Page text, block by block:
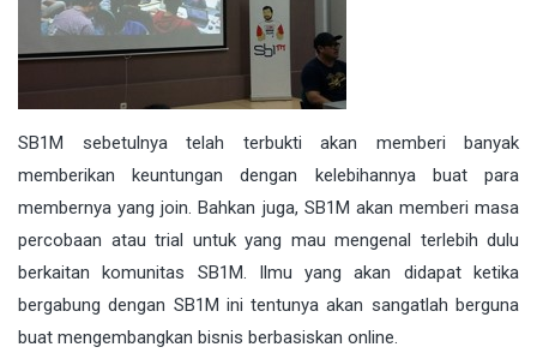
SB1M sebetulnya telah terbukti akan memberi banyak
memberikan keuntungan dengan kelebihannya buat para
membernya yang join. Bahkan juga, SB1M akan memberi masa
percobaan atau trial untuk yang mau mengenal terlebih dulu
berkaitan komunitas SB1M. Ilmu yang akan didapat ketika
bergabung dengan SB1M ini tentunya akan sangatlah berguna
buat mengembangkan bisnis berbasiskan online.